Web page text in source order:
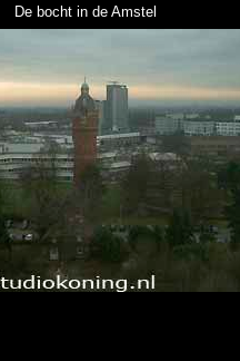
De bocht in de Amstel